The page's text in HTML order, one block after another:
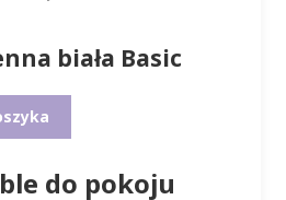
biała Basic
do pokoju